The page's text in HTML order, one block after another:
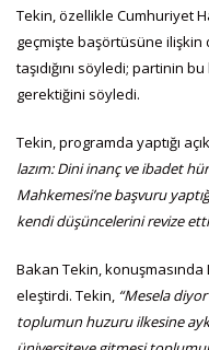
Tekin, özellikle Cumhuriyet
geçmişte başörtüsüne
taşıdığını söyledi; partinin
gerektiğini söyledi.
Tekin, programda yaptığı
lazım: Dini inanç ve ibadet
Mahkemesi’ne başvuru
kendi düşüncelerini revize
Bakan Tekin, konuşmasında
eleştirdi. Tekin, “Mesela
toplumun huzuru ilkesine